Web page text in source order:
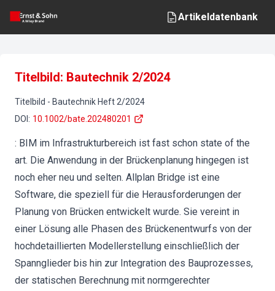
Artikeldatenbank
Titelbild: Bautechnik 2/2024
Titelbild - Bautechnik Heft 2/2024
DOI : 10.1002/bate.202480201
: BIM im Infrastrukturbereich ist fast schon state of the
art. Die Anwendung in der Brückenplanung hingegen ist
noch eher neu und selten. Allplan Bridge ist eine
Software, die speziell für die Herausforderungen der
Planung von Brücken entwickelt wurde. Sie vereint in
einer Lösung alle Phasen des Brückenentwurfs von der
hochdetaillierten Modellerstellung einschließlich der
Spannglieder bis hin zur Integration des Bauprozesses,
der statischen Berechnung mit normgerechter